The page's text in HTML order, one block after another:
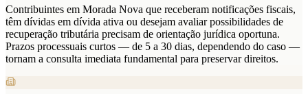
Contribuintes em Morada Nova que receberam notificações fiscais,
têm dívidas em dívida ativa ou desejam avaliar possibilidades de
recuperação tributária precisam de orientação jurídica oportuna.
Prazos processuais curtos — de 5 a 30 dias, dependendo do caso —
tornam a consulta imediata fundamental para preservar direitos.